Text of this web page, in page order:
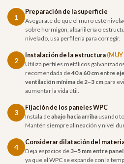
1
Preparación de la superficie
Asegúrate de que el muro esté
sobre hormigón, albañilería o
nivelado, usa perfilería para corregir.
2
Instalación de la estructura
Utiliza perfiles metálicos
recomendada de40 a 60 cm entre
ventilación mínima de 2–3 cm para
aumentar la vida útil.
3
Fijación de los paneles WPC
Instala deabajo hacia arriba usando
Mantén siempre alineación y nivel
4
Considerar dilatación del
Deja espacios de3–5 mm entre
ya que el WPC se expande con la